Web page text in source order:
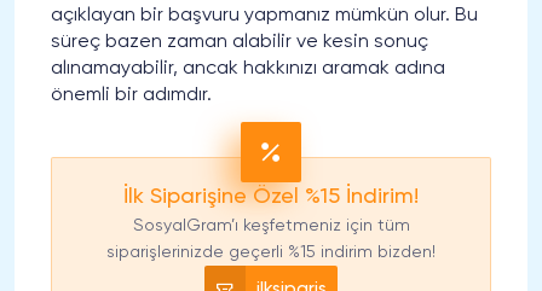
açıklayan bir başvuru yapmanız mümkün olur. Bu
süreç bazen zaman alabilir ve kesin sonuç
alınamayabilir, ancak hakkınızı aramak adına
önemli bir adımdır.
İlk Siparişine Özel %15 İndirim!
SosyalGram’ı keşfetmeniz için tüm
siparişlerinizde geçerli %15 indirim bizden!